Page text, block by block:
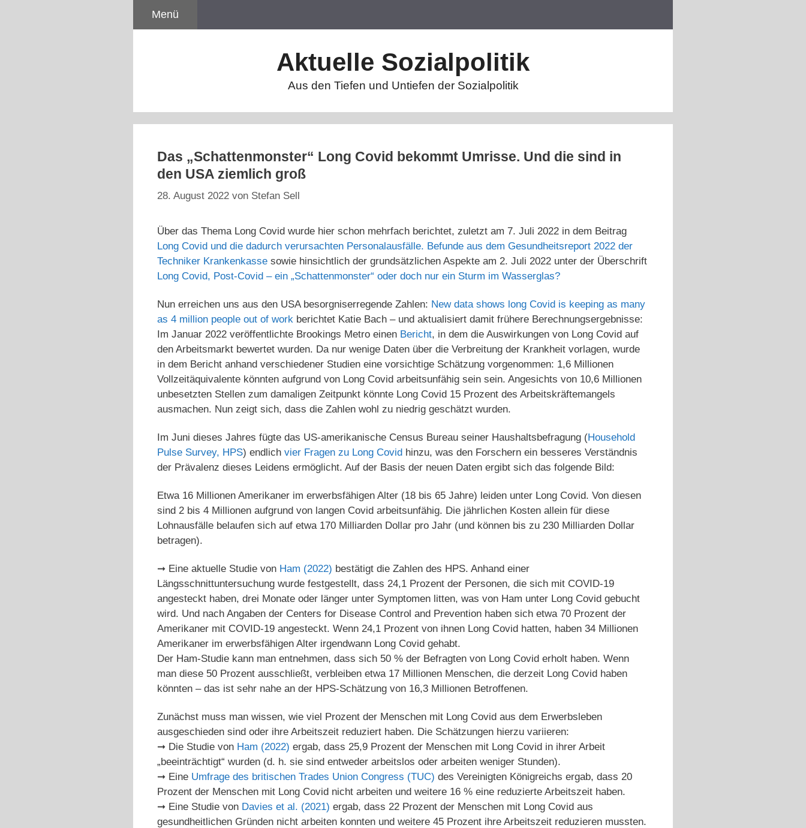
Menü
Aktuelle Sozialpolitik
Aus den Tiefen und Untiefen der Sozialpolitik
Das „Schattenmonster“ Long Covid bekommt Umrisse. Und die sind in
den USA ziemlich groß
28. August 2022 von Stefan Sell
Über das Thema Long Covid wurde hier schon mehrfach berichtet, zuletzt am 7. Juli 2022 in dem Beitrag
Long Covid und die dadurch verursachten Personalausfälle. Befunde aus dem Gesundheitsreport 2022 der
Techniker Krankenkasse sowie hinsichtlich der grundsätzlichen Aspekte am 2. Juli 2022 unter der Überschrift
Long Covid, Post-Covid – ein „Schattenmonster“ oder doch nur ein Sturm im Wasserglas?
Nun erreichen uns aus den USA besorgniserregende Zahlen: New data shows long Covid is keeping as many
as 4 million people out of work berichtet Katie Bach – und aktualisiert damit frühere Berechnungsergebnisse:
Im Januar 2022 veröffentlichte Brookings Metro einen Bericht, in dem die Auswirkungen von Long Covid auf
den Arbeitsmarkt bewertet wurden. Da nur wenige Daten über die Verbreitung der Krankheit vorlagen, wurde
in dem Bericht anhand verschiedener Studien eine vorsichtige Schätzung vorgenommen: 1,6 Millionen
Vollzeitäquivalente könnten aufgrund von Long Covid arbeitsunfähig sein sein. Angesichts von 10,6 Millionen
unbesetzten Stellen zum damaligen Zeitpunkt könnte Long Covid 15 Prozent des Arbeitskräftemangels
ausmachen. Nun zeigt sich, dass die Zahlen wohl zu niedrig geschätzt wurden.
Im Juni dieses Jahres fügte das US-amerikanische Census Bureau seiner Haushaltsbefragung (Household
Pulse Survey, HPS) endlich vier Fragen zu Long Covid hinzu, was den Forschern ein besseres Verständnis
der Prävalenz dieses Leidens ermöglicht. Auf der Basis der neuen Daten ergibt sich das folgende Bild:
Etwa 16 Millionen Amerikaner im erwerbsfähigen Alter (18 bis 65 Jahre) leiden unter Long Covid. Von diesen
sind 2 bis 4 Millionen aufgrund von langen Covid arbeitsunfähig. Die jährlichen Kosten allein für diese
Lohnausfälle belaufen sich auf etwa 170 Milliarden Dollar pro Jahr (und können bis zu 230 Milliarden Dollar
betragen).
➞ Eine aktuelle Studie von Ham (2022) bestätigt die Zahlen des HPS. Anhand einer
Längsschnittuntersuchung wurde festgestellt, dass 24,1 Prozent der Personen, die sich mit COVID-19
angesteckt haben, drei Monate oder länger unter Symptomen litten, was von Ham unter Long Covid gebucht
wird. Und nach Angaben der Centers for Disease Control and Prevention haben sich etwa 70 Prozent der
Amerikaner mit COVID-19 angesteckt. Wenn 24,1 Prozent von ihnen Long Covid hatten, haben 34 Millionen
Amerikaner im erwerbsfähigen Alter irgendwann Long Covid gehabt.
Der Ham-Studie kann man entnehmen, dass sich 50 % der Befragten von Long Covid erholt haben. Wenn
man diese 50 Prozent ausschließt, verbleiben etwa 17 Millionen Menschen, die derzeit Long Covid haben
könnten – das ist sehr nahe an der HPS-Schätzung von 16,3 Millionen Betroffenen.
Zunächst muss man wissen, wie viel Prozent der Menschen mit Long Covid aus dem Erwerbsleben
ausgeschieden sind oder ihre Arbeitszeit reduziert haben. Die Schätzungen hierzu variieren:
➞ Die Studie von Ham (2022) ergab, dass 25,9 Prozent der Menschen mit Long Covid in ihrer Arbeit
„beeinträchtigt“ wurden (d. h. sie sind entweder arbeitslos oder arbeiten weniger Stunden).
➞ Eine Umfrage des britischen Trades Union Congress (TUC) des Vereinigten Königreichs ergab, dass 20
Prozent der Menschen mit Long Covid nicht arbeiten und weitere 16 % eine reduzierte Arbeitszeit haben.
➞ Eine Studie von Davies et al. (2021) ergab, dass 22 Prozent der Menschen mit Long Covid aus
gesundheitlichen Gründen nicht arbeiten konnten und weitere 45 Prozent ihre Arbeitszeit reduzieren mussten.